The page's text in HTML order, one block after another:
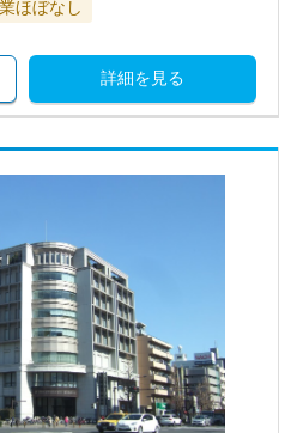
ほぼなし
詳細を見る